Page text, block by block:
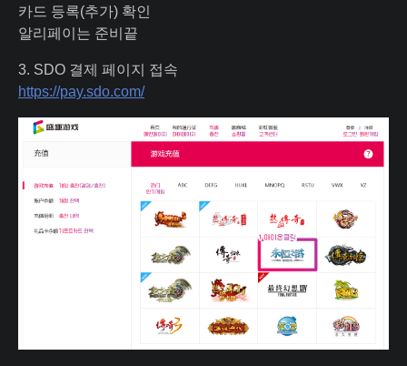
카드 등록(추가) 확인
알리페이는 준비끝
3. SDO 결제 페이지 접속
https://pay.sdo.com/